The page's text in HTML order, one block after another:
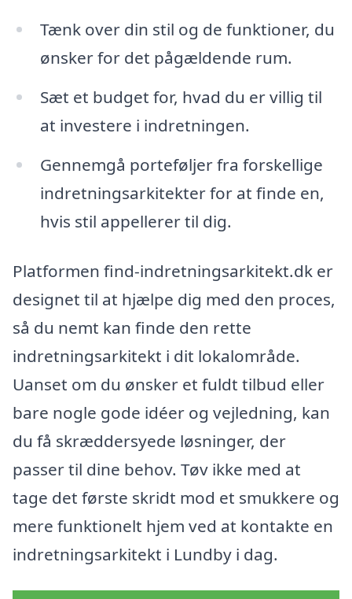
Tænk over din stil og de funktioner, du
ønsker for det pågældende rum.
Sæt et budget for, hvad du er villig til
at investere i indretningen.
Gennemgå porteføljer fra forskellige
indretningsarkitekter for at finde en,
hvis stil appellerer til dig.
Platformen find-indretningsarkitekt.dk er
designet til at hjælpe dig med den proces,
så du nemt kan finde den rette
indretningsarkitekt i dit lokalområde.
Uanset om du ønsker et fuldt tilbud eller
bare nogle gode idéer og vejledning, kan
du få skræddersyede løsninger, der
passer til dine behov. Tøv ikke med at
tage det første skridt mod et smukkere og
mere funktionelt hjem ved at kontakte en
indretningsarkitekt i Lundby i dag.